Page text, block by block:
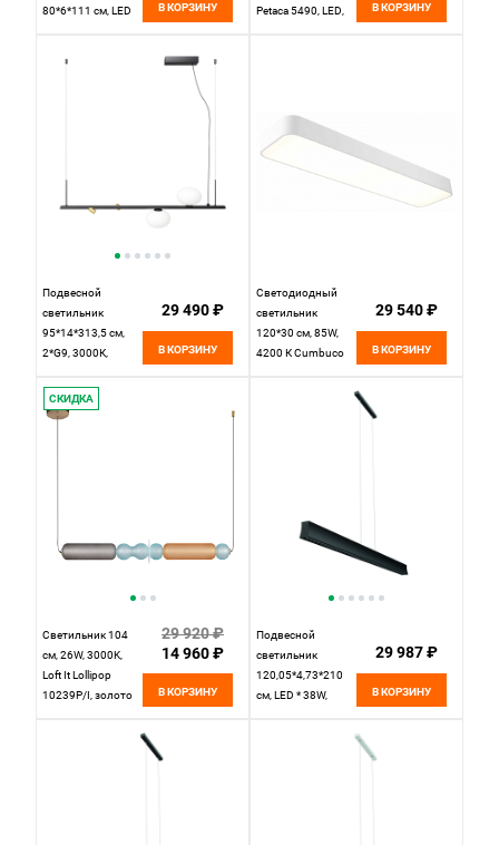
80*6*111 см, LED
В КОРЗИНУ
Petaca 5490, LED,
В КОРЗИНУ
Подвесной
светильник
95*14*313,5 см,
2*G9, 3000К,
MOD350PL-02BBS
черный
29 490 ₽
В КОРЗИНУ
Светодиодный
светильник
120*30 см, 85W,
4200 К Cumbuco
29 540 ₽
В КОРЗИНУ
СКИДКА
Светильник 104
см, 26W, 3000K,
Loft It Lollipop
10239P/I, золото
29 920 ₽
14 960 ₽
В КОРЗИНУ
Подвесной
светильник
120,05*4,73*210
см, LED * 38W,
29 987 ₽
В КОРЗИНУ